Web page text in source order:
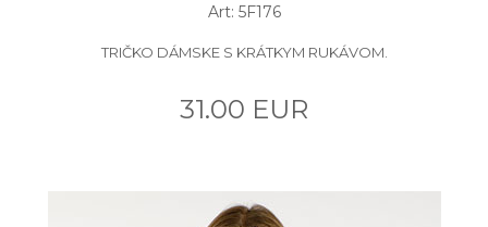
Art: 5F176
TRIČKO DÁMSKE S KRÁTKYM RUKÁVOM.
31.00 EUR